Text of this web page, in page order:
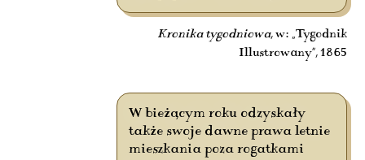
Kronika tygodniowa, w: „Tygodnik
Illustrowany”, 1865
W bieżącym roku odzyskały
także swoje dawne prawa letnie
mieszkania poza rogatkami